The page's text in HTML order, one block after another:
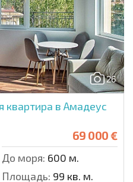
26
квартира в Амадеус
69 000 €
До моря: 600 м.
Площадь: 99 кв. м.